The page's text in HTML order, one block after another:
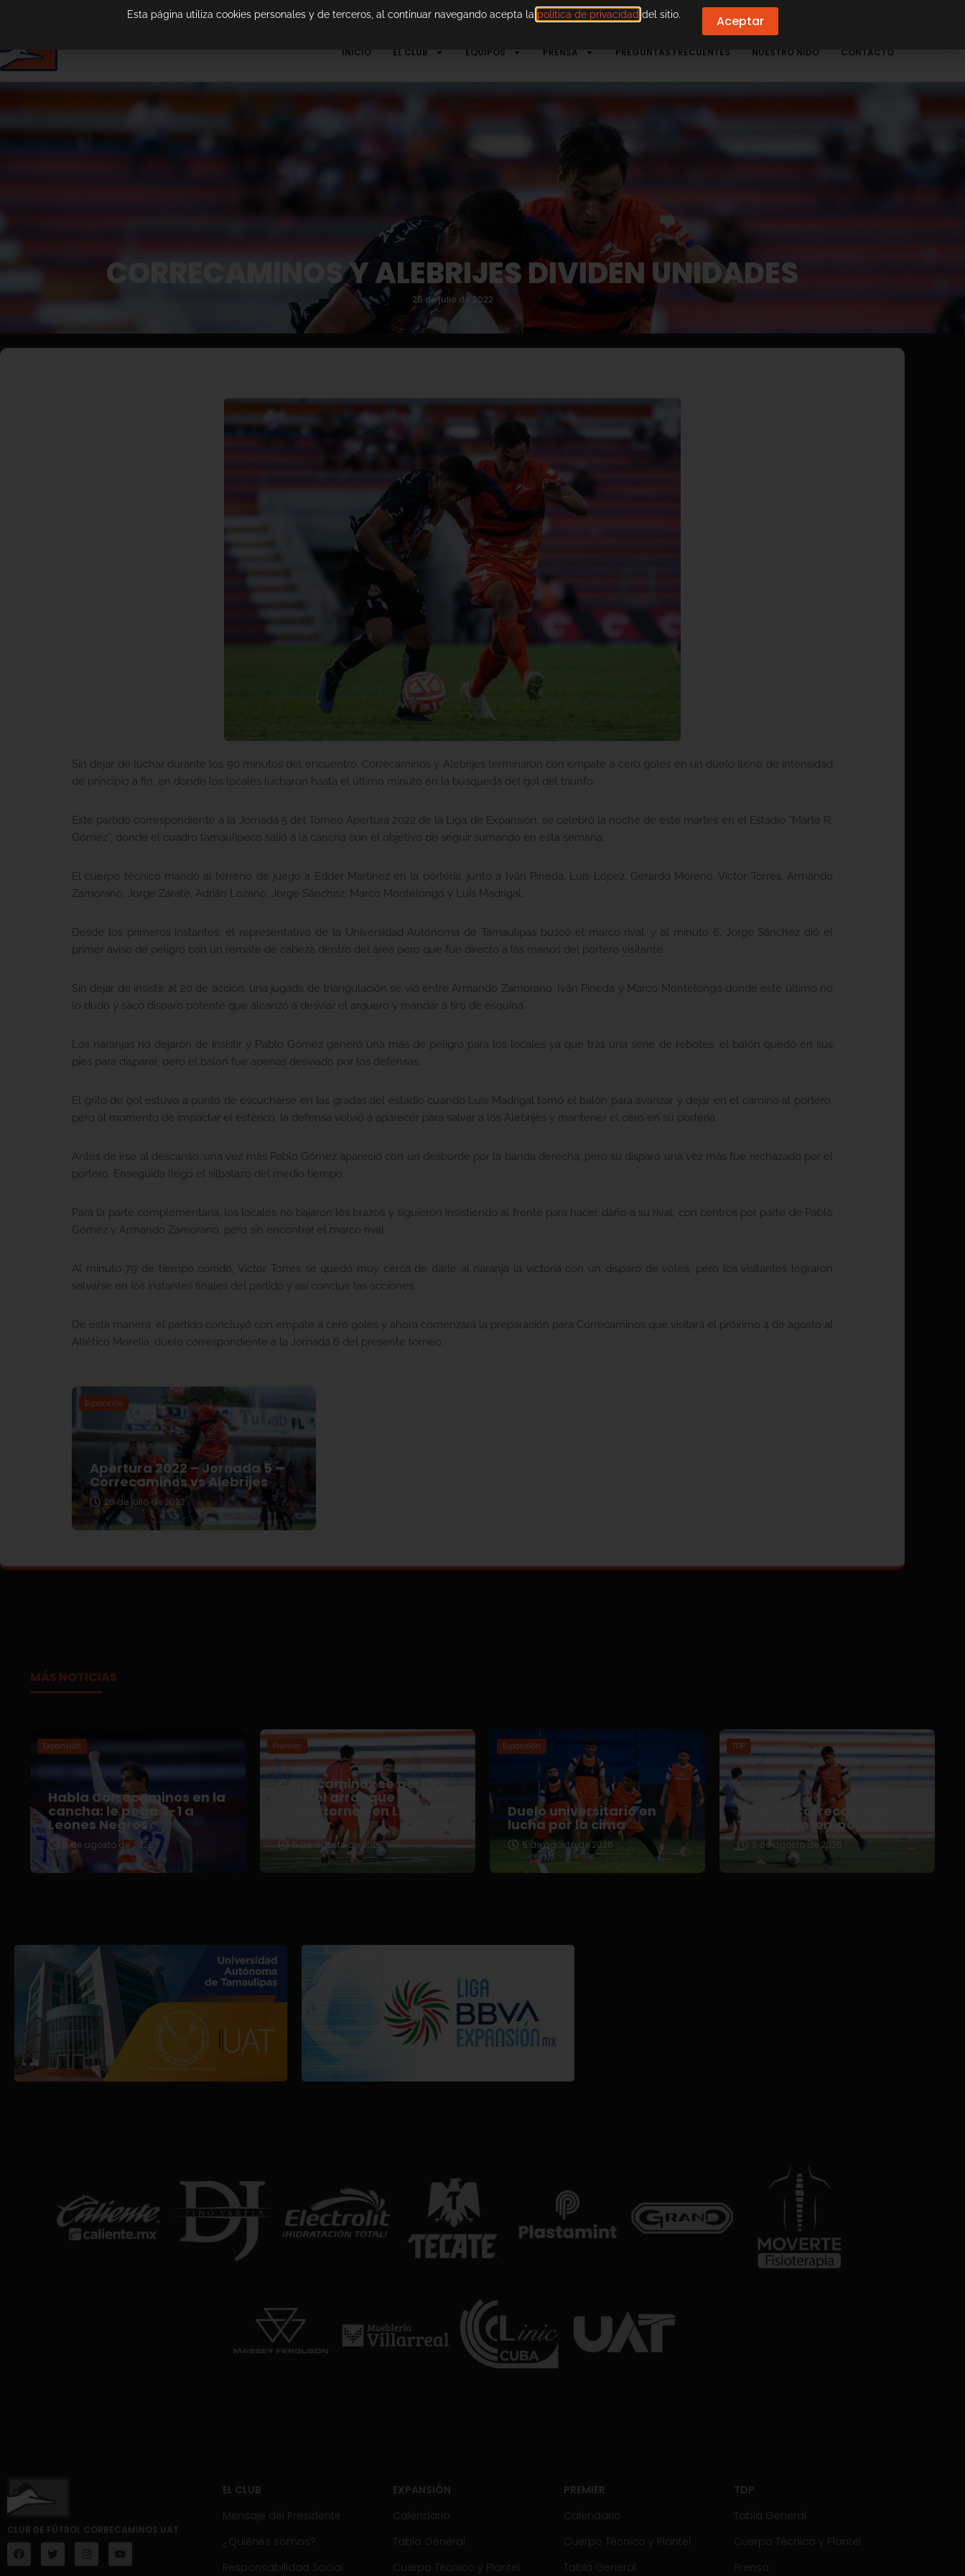
INICIO EL CLUB EQUIPOS PRENSA PREGUNTAS FRECUENTES NUESTRO NIDO CONTACTO
CORRECAMINOS Y ALEBRIJES DIVIDEN UNIDADES
26 de julio de 2022
Sin dejar de luchar durante los 90 minutos del encuentro, Correcaminos y Alebrijes terminaron con empate a cero goles en un duelo lleno de intensidad
de principio a fin, en donde los locales lucharon hasta el último minuto en la búsqueda del gol del triunfo.
Este partido correspondiente a la Jornada 5 del Torneo Apertura 2022 de la Liga de Expansión, se celebró la noche de este martes en el Estadio “Marte R.
Gómez”, donde el cuadro tamaulipeco salió a la cancha con el objetivo de seguir sumando en esta semana.
El cuerpo técnico mandó al terreno de juego a Edder Martínez en la portería, junto a Iván Pineda, Luis López, Gerardo Moreno, Víctor Torres, Armando
Zamorano, Jorge Zárate, Adrián Lozano, Jorge Sánchez, Marco Montelongo y Luis Madrigal.
Desde los primeros instantes, el representativo de la Universidad Autónoma de Tamaulipas buscó el marco rival, y al minuto 6, Jorge Sánchez dió el
primer aviso de peligro con un remate de cabeza dentro del área pero que fue directo a las manos del portero visitante.
Sin dejar de insistir, al 20 de acción, una jugada de triangulación se vió entre Armando Zamorano, Iván Pineda y Marco Montelongo donde este último no
lo dudó y sacó disparo potente que alcanzó a desviar el arquero y mandar a tiro de esquina.
Los naranjas no dejaron de insistir y Pablo Gómez generó una más de peligro para los locales ya que tras una serie de rebotes, el balón quedó en sus
pies para disparar, pero el balón fue apenas desviado por los defensas.
El grito de gol estuvo a punto de escucharse en las gradas del estadio cuando Luis Madrigal tomó el balón para avanzar y dejar en el camino al portero,
pero al momento de impactar el esférico, la defensa volvió a aparecer para salvar a los Alebrijes y mantener el cero en su portería.
Antes de irse al descanso, una vez más Pablo Gómez apareció con un desborde por la banda derecha, pero su disparo una vez más fue rechazado por el
portero. Enseguida llegó el silbatazo del medio tiempo.
Para la parte complementaria, los locales no bajaron los brazos y siguieron insistiendo al frente para hacer daño a su rival, con centros por parte de Pablo
Gómez y Armando Zamorano, pero sin encontrar el marco rival.
Al minuto 79 de tiempo corrido, Víctor Torres se quedó muy cerca de darle al naranja la victoria con un disparo de volea, pero los visitantes lograron
salvarse en los instantes finales del partido y así concluir las acciones.
De esta manera, el partido concluyó con empate a cero goles y ahora comenzará la preparación para Correcaminos que visitará el próximo 4 de agosto al
Atlético Morelia, duelo correspondiente a la Jornada 6 del presente torneo.
Expansión
Apertura 2022 – Jornada 5 –
Correcaminos vs Alebrijes
26 de julio de 2022
MÁS NOTICIAS
Expansión
Habla Correcaminos en la
cancha: le pega 3-1 a
Leones Negros
6 de agosto de 2026
Premier
Correcaminos se perfila
para el arranque del
nuevo torneo en Liga
Premier
5 de agosto de 2026
Expansión
Duelo universitario en
lucha por la cima
5 de agosto de 2026
TDP
Afianza Correcaminos
TDP su pretemporada
3 de agosto de 2026
CLUB DE FÚTBOL CORRECAMINOS UAT
EL CLUB
Mensaje del Presidente
¿Quiénes somos?
Responsabilidad Social
EXPANSIÓN
Calendario
Tabla General
Cuerpo Técnico y Plantel
PREMIER
Calendario
Cuerpo Técnico y Plantel
Tabla General
TDP
Tabla General
Cuerpo Técnico y Plantel
Prensa
Esta página utiliza cookies personales y de terceros, al continuar navegando acepta la política de privacidad del sitio. Aceptar